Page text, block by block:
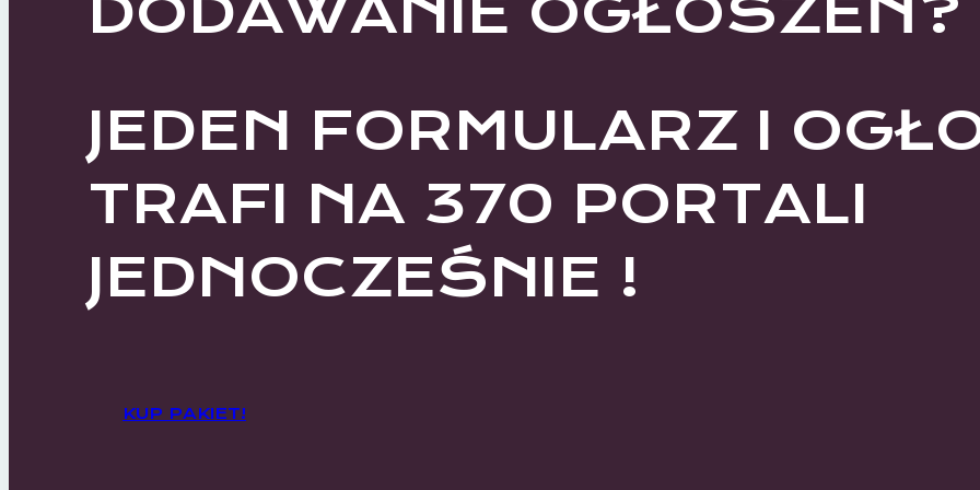
DODAWANIE OGŁOSZEŃ?
JEDEN FORMULARZ I
TRAFI NA 370 PORTALI
JEDNOCZEŚNIE !
KUP PAKIET!